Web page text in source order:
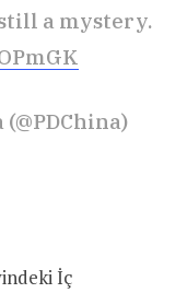
a mystery.
İç